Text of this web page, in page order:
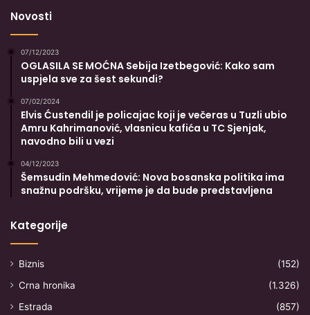
Novosti
07/12/2023
OGLASILA SE MOĆNA Sebija Izetbegović: Kako sam
uspjela sve za šest sekundi?
07/02/2024
Elvis Ćustendil je policajac koji je večeras u Tuzli ubio
Amru Kahrimanović, vlasnicu kafića u TC Sjenjak,
navodno bili u vezi
04/12/2023
Šemsudin Mehmedović: Nova bosanska politika ima
snažnu podršku, vrijeme je da bude predstavljena
Kategorije
Biznis
(152)
Crna hronika
(1.326)
Estrada
(857)